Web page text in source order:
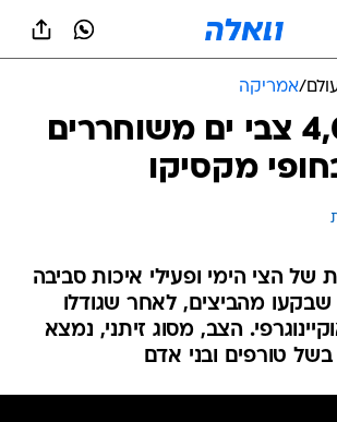
/אמריקה
צפו: 4,000 צבי ים משוחררים
מקסיקו
של הצי הימי ופעילי איכות סביבה
שבקעו מהביצים, לאחר שגודלו
הצב, מסוג זיתני, נמצא
טורפים ובני אדם